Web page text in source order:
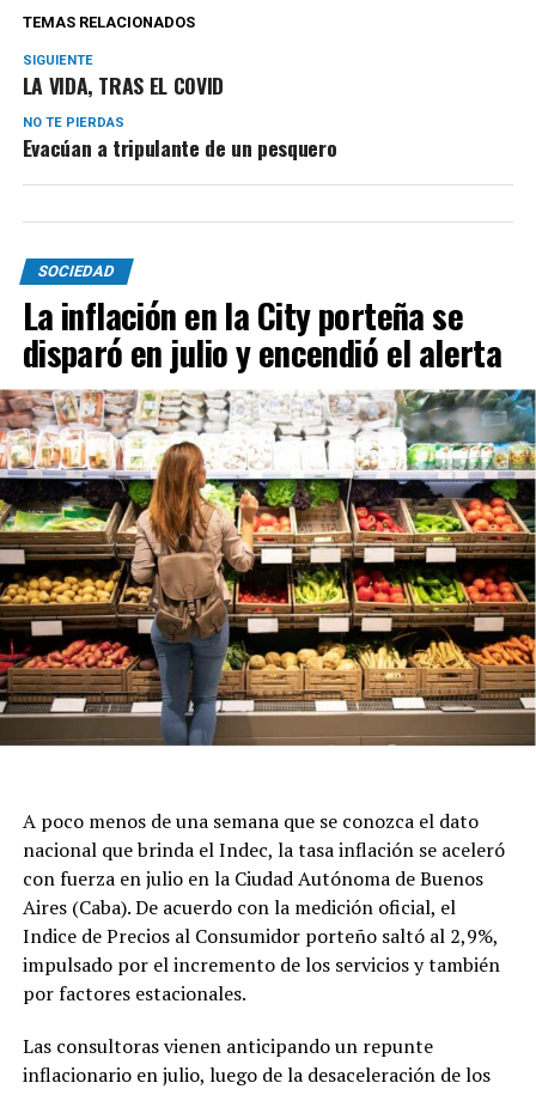
TEMAS RELACIONADOS
SIGUIENTE
LA VIDA, TRAS EL COVID
NO TE PIERDAS
Evacúan a tripulante de un pesquero
SOCIEDAD
La inflación en la City porteña se
disparó en julio y encendió el alerta
A poco menos de una semana que se conozca el dato
nacional que brinda el Indec, la tasa inflación se aceleró
con fuerza en julio en la Ciudad Autónoma de Buenos
Aires (Caba). De acuerdo con la medición oficial, el
Indice de Precios al Consumidor porteño saltó al 2,9%,
impulsado por el incremento de los servicios y también
por factores estacionales.
Las consultoras vienen anticipando un repunte
inflacionario en julio, luego de la desaceleración de los